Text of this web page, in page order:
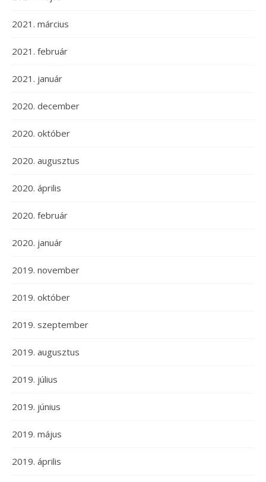
2021. március
2021. február
2021. január
2020. december
2020. október
2020. augusztus
2020. április
2020. február
2020. január
2019. november
2019. október
2019. szeptember
2019. augusztus
2019. július
2019. június
2019. május
2019. április